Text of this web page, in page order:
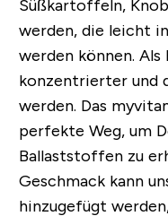
Süßkartoffeln,
werden, die leicht
werden können.
konzentrierter und
werden. Das
perfekte Weg, um
Ballaststoffen zu
Geschmack kann
hinzugefügt